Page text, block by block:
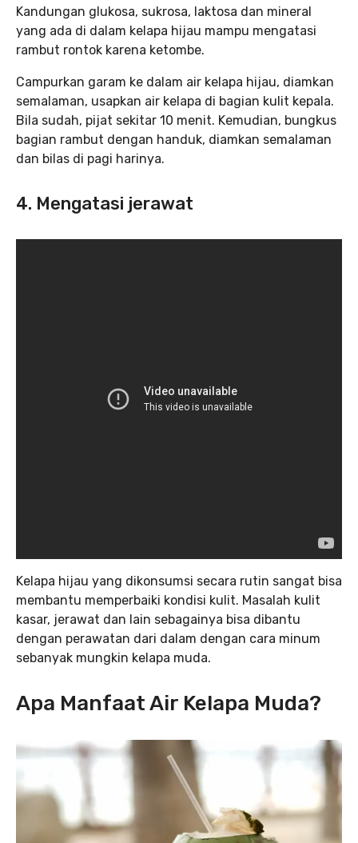
Kandungan glukosa, sukrosa, laktosa dan mineral
yang ada di dalam kelapa hijau mampu mengatasi
rambut rontok karena ketombe.
Campurkan garam ke dalam air kelapa hijau, diamkan
semalaman, usapkan air kelapa di bagian kulit kepala.
Bila sudah, pijat sekitar 10 menit. Kemudian, bungkus
bagian rambut dengan handuk, diamkan semalaman
dan bilas di pagi harinya.
4. Mengatasi jerawat
Kelapa hijau yang dikonsumsi secara rutin sangat bisa
membantu memperbaiki kondisi kulit. Masalah kulit
kasar, jerawat dan lain sebagainya bisa dibantu
dengan perawatan dari dalam dengan cara minum
sebanyak mungkin kelapa muda.
Apa Manfaat Air Kelapa Muda?